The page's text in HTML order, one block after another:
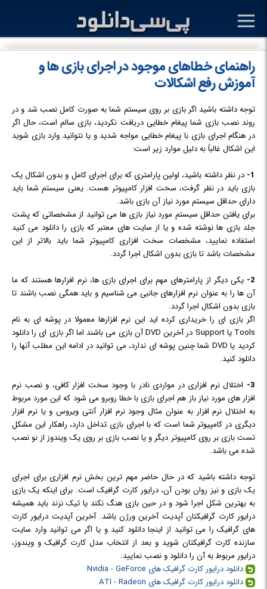
راهنمای خطاهای موجود در اجرای بازی ها و
آموزش رفع اشکالات
توجه داشته باشید اگر بازی بر روی سیستم شما به صورت کامل نصب شد و در
روند نصب بازی شما پیغام خطایی دریافت نکردید، بازی سالم است، حال اگر
در هنگام اجرای بازی با پیغام خطایی مواجه شدید و یا نتوانید وارد بازی شوید
این اشکال غالباً به دلیل موارد زیر است:
1- در نظر داشته باشید، اولین پارامتری که برای اجرای کامل و بدون اشکال یک
بازی باید در نظر گرفت، سخت افزار کامپیوتر هست. یعنی سیستم شما باید
دارای حداقل سیستم مورد نیاز آن بازی باشد.
برای یافتن حداقل سیستم مورد نیاز بازی ها می توانید از مشخصاتی که پشت
جلد بازی ها نوشته شده و یا از سایت های معتبر که بازی را دانلود می کنید
استفاده نمایید، مشخصات سخت افزاری کامپیوتر شما باید بالاتر از این
مشخصات باشد تا بازی بدون اشکال اجرا گردد.
2- یکی دیگر از پارامترهای مهم برای اجرای بازی ها، نرم افزارها هستند که ما
آن ها را به عنوان نرم افزارهای جانبی می شناسیم و باید همگی نصب باشند تا
بازی بدون اشکال اجرا گردد.
اگر بازی ای را خریداری کرده اید این نرم افزارها معمولا در پوشه ای به نام
Tools یا Support در آخرین DVD آن بازی می باشند اما اگر بازی ای را دانلود
کردید یا DVD شما چنین پوشه ای ندارد، می توانید در ادامه این مطلب آنها را
دانلود کنید.
3-
اختلال نرم افزاری در مواردی نادر با وجود سخت افزار کافی، و نصب نرم
افزار های مورد نیاز باز هم اجرای بازی با خطا روبرو می شود که این مورد مربوط
به اختلال نرم افزار به عنوان مثال وجود نرم افزار آنتی ویروس و یا نرم افزار
دیگری در کامپیوتر شما است که با اجرای بازی تداخل دارد، راهکار این مشکل
تست بازی بر روی کامپیوتر دیگر و یا نصب بازی بر روی یک ویندوز از نو نصب
شده می باشد.
توجه داشته باشید که در حال حاضر مهم ترین بخش نرم افزاری برای اجرای
یک بازی و نیز روان بودن آن، درایور کارت گرافیک است. برای اینکه یک بازی
به بهترین شکل اجرا شود و در حین بازی هنگ نکند یا تیک نزند باید همیشه
درایور کارت گرافیکتان آپدیت آخرین ورژن باشد. آخرین آپدیت درایور کارت
های گرافیک را می توانید از اینجا دانلود کنید و یا اگر می توانید وارد سایت
سازنده کارت گرافیکتان شوید و بعد از انتخاب مدل کارت گرافیک و ویندوز،
درایور مربوط به آن را دانلود و نصب نمایید.
دانلود درایور کارت گرافیک های Nvidia - GeForce
دانلود درایور کارت گرافیک های ATI - Radeon